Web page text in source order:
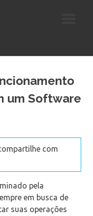
um Software
com
pela
em busca de
suas operações